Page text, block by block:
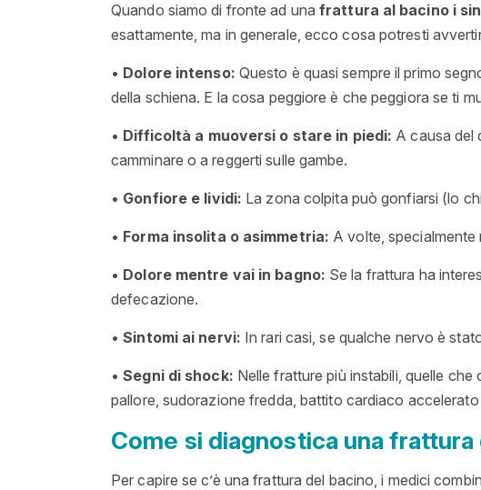
Quando siamo di fronte ad una frattura al bacino i
esattamente, ma in generale, ecco cosa potresti
• Dolore intenso: Questo è quasi sempre il primo
della schiena. E la cosa peggiore è che peggiora se ti
• Difficoltà a muoversi o stare in piedi: A causa del
camminare o a reggerti sulle gambe.
• Gonfiore e lividi: La zona colpita può gonfiarsi (lo
• Forma insolita o asimmetria: A volte, specialmente
• Dolore mentre vai in bagno: Se la frattura ha
defecazione.
•Sintomi ai nervi: In rari casi, se qualche nervo è
•Segni di shock: Nelle fratture più instabili, quelle
pallore, sudorazione fredda, battito cardiaco accelerato
Come si diagnostica una frattura
Per capire se c’è una frattura del bacino, i medici